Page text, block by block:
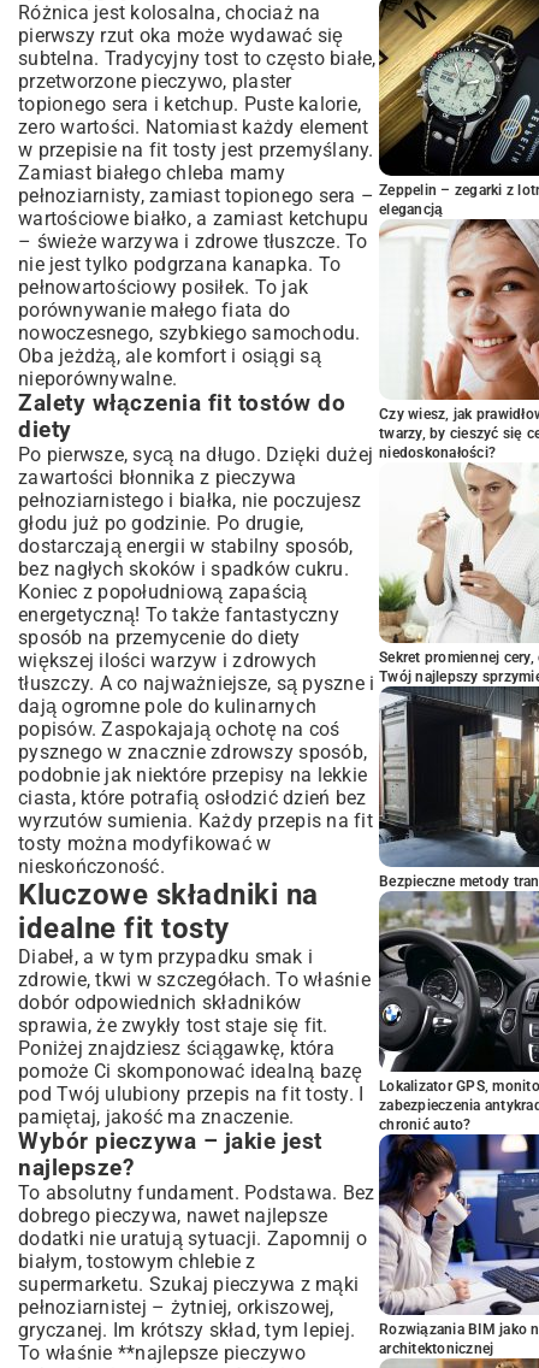
nowe smaki
Fit tosty na różne okazje
Szybkie śniadanie na co dzień
Lekka kolacja po treningu
Przekąska do pracy lub szkoły
Często zadawane pytania o fit tosty
Czy fit tosty są dobre na odchudzanie?
Jak przechowywać składniki na tosty?
Czy mogę przygotować tosty z
wyprzedzeniem?
Podsumowanie i zachęta do
eksperymentów
Różnica jest kolosalna, chociaż na
pierwszy rzut oka może wydawać się
subtelna. Tradycyjny tost to często białe,
przetworzone pieczywo, plaster
topionego sera i ketchup. Puste kalorie,
zero wartości. Natomiast każdy element
w przepisie na fit tosty jest przemyślany.
Zamiast białego chleba mamy
pełnoziarnisty, zamiast topionego sera –
wartościowe białko, a zamiast ketchupu
– świeże warzywa i zdrowe tłuszcze. To
nie jest tylko podgrzana kanapka. To
pełnowartościowy posiłek. To jak
porównywanie małego fiata do
nowoczesnego, szybkiego samochodu.
Oba jeżdżą, ale komfort i osiągi są
nieporównywalne.
Zalety włączenia fit tostów do
diety
Po pierwsze, sycą na długo. Dzięki dużej
zawartości błonnika z pieczywa
pełnoziarnistego i białka, nie poczujesz
głodu już po godzinie. Po drugie,
dostarczają energii w stabilny sposób,
bez nagłych skoków i spadków cukru.
Koniec z popołudniową zapaścią
energetyczną! To także fantastyczny
sposób na przemycenie do diety
większej ilości warzyw i zdrowych
tłuszczy. A co najważniejsze, są pyszne i
dają ogromne pole do kulinarnych
popisów. Zaspokajają ochotę na coś
pysznego w znacznie zdrowszy sposób,
podobnie jak niektóre przepisy na lekkie
ciasta, które potrafią osłodzić dzień bez
wyrzutów sumienia. Każdy przepis na fit
tosty można modyfikować w
nieskończoność.
Kluczowe składniki na
idealne fit tosty
Diabeł, a w tym przypadku smak i
zdrowie, tkwi w szczegółach. To właśnie
dobór odpowiednich składników
sprawia, że zwykły tost staje się fit.
Poniżej znajdziesz ściągawkę, która
pomoże Ci skomponować idealną bazę
pod Twój ulubiony przepis na fit tosty. I
pamiętaj, jakość ma znaczenie.
Wybór pieczywa – jakie jest
najlepsze?
To absolutny fundament. Podstawa. Bez
dobrego pieczywa, nawet najlepsze
dodatki nie uratują sytuacji. Zapomnij o
białym, tostowym chlebie z
supermarketu. Szukaj pieczywa z mąki
pełnoziarnistej – żytniej, orkiszowej,
gryczanej. Im krótszy skład, tym lepiej.
To właśnie **najlepsze pieczywo
Zeppelin – zegarki z
elegancją
Czy wiesz, jak
twarzy, by cieszyć się
niedoskonałości?
Sekret promiennej
Twój najlepszy
Bezpieczne metody
Lokalizator GPS,
zabezpieczenia
chronić auto?
Rozwiązania BIM jako
architektonicznej